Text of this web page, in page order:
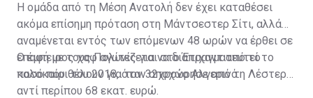
Η ομάδα από τη Μέση Ανατολή δεν έχει καταθέσει
ακόμα επίσημη πρόταση στη Μάντσεστερ Σίτι, αλλά
αναμένεται εντός των επόμενων 48 ωρών να έρθει σε
επαφή με τους Πολίτες για να διαπραγματευτεί το
ποσό που θέλουν για τον 32χρονο Αλγερινό.
Ο έμπειρος χαφ αγωνίζεται στο Έτιχαντ από το
καλοκαίρι του 2018, όταν αποχώρησε από τη Λέστερ
αντί περίπου 68 εκατ. ευρώ.